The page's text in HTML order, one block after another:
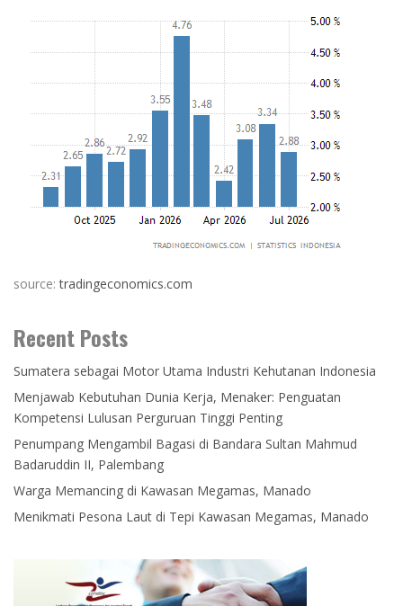
source:tradingeconomics.com
Recent Posts
Sumatera sebagai Motor Utama Industri Kehutanan Indonesia
Menjawab Kebutuhan Dunia Kerja, Menaker: Penguatan
Kompetensi Lulusan Perguruan Tinggi Penting
Penumpang Mengambil Bagasi di Bandara Sultan Mahmud
Badaruddin II, Palembang
Warga Memancing di Kawasan Megamas, Manado
Menikmati Pesona Laut di Tepi Kawasan Megamas, Manado